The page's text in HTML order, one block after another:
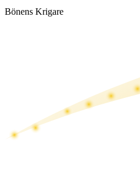
Bönens Krigare